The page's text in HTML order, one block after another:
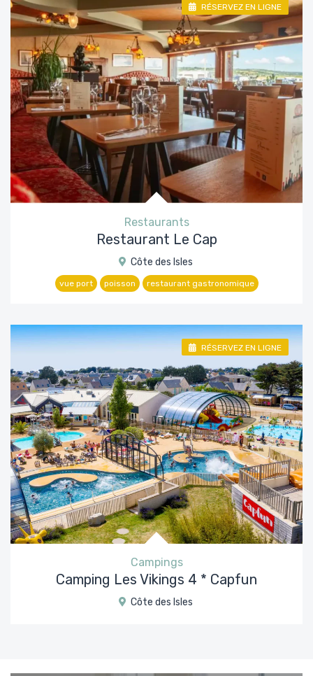
RÉSERVEZ EN LIGNE
Restaurants
Restaurant Le Cap
Côte des Isles
vue port poisson restaurant gastronomique
RÉSERVEZ EN LIGNE
Campings
Camping Les Vikings 4 * Capfun
Côte des Isles